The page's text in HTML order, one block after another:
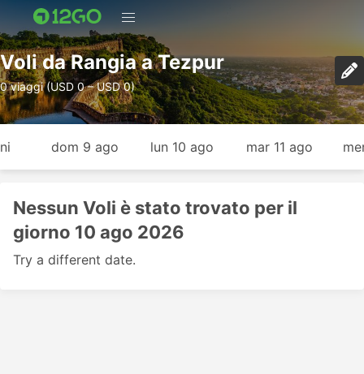
Voli da Rangia a Tezpur
0 viaggi (USD 0 – USD 0)
dom 9 ago lun 10 ago mar 11 ago
Nessun Voli è stato trovato per il
giorno 10 ago 2026
Try a different date.